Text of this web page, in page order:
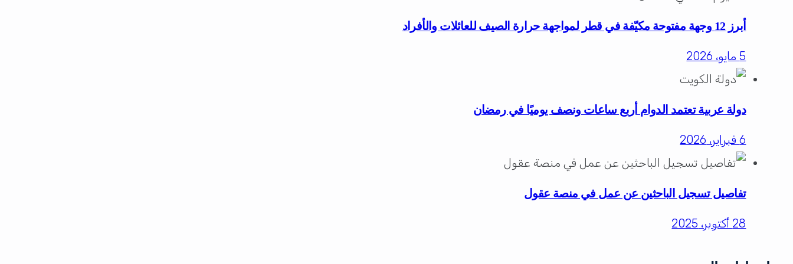
أبرز 12 وجهة مفتوحة مكيّفة في قطر لمواجهة حرارة الصيف للعائلات والأفراد
5 مايو، 2026
دولة عربية تعتمد الدوام أربع ساعات ونصف يوميًا في رمضان
6 فبراير، 2026
تفاصيل تسجيل الباحثين عن عمل في منصة عقول
28 أكتوبر، 2025